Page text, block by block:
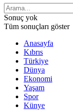
Sonuç yok
Tüm sonuçları göster
Anasayfa
Kıbrıs
Türkiye
Dünya
Ekonomi
Yaşam
Spor
Künye